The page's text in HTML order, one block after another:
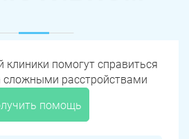
помогут справиться
расстройствами
помощь